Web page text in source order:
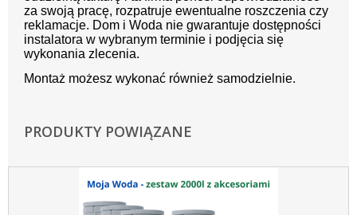
za swoją pracę, rozpatruje ewentualne roszczenia czy
reklamacje. Dom i Woda nie gwarantuje dostępności
instalatora w wybranym terminie i podjęcia się
wykonania zlecenia.
Montaż możesz wykonać również samodzielnie.
PRODUKTY POWIĄZANE